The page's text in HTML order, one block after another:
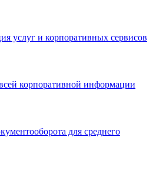
услуг и корпоративных сервисов
корпоративной информации
для среднего